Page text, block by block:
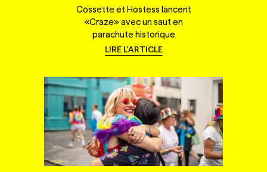
Cossette et Hostess lancent
«Craze» avec un saut en
parachute historique
LIRE L'ARTICLE